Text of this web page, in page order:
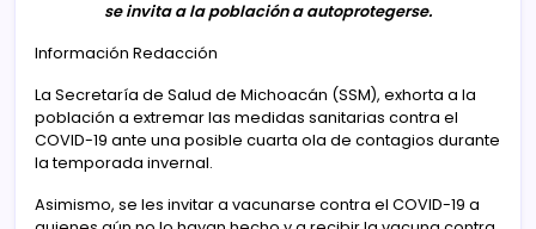
se invita a la población a autoprotegerse.
Información Redacción
La Secretaría de Salud de Michoacán (SSM), exhorta a la
población a extremar las medidas sanitarias contra el
COVID-19 ante una posible cuarta ola de contagios durante
la temporada invernal.
Asimismo, se les invitar a vacunarse contra el COVID-19 a